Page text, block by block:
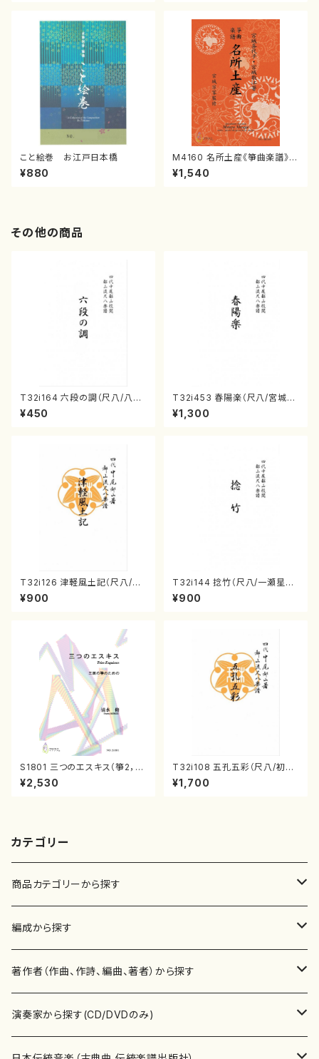
こと絵巻 お江戸日本橋
¥880
M4160 名所土産《箏曲楽譜》
（箏/宮城喜代子・宮城数江著・
宮城宗家監修/箏曲古典楽譜）
¥1,540
その他の商品
T32i164 六段の調（尺八/八橋
検校/楽譜）都山流公刊楽譜曲
番:1016
¥450
T32i453 春陽楽（尺八/宮城道
雄/楽譜）都山流公刊楽譜曲番:2
160
¥1,300
T32i126 津軽風土記（尺八/野
村峰山/尺八/都山式譜）都山流
公刊楽譜曲番:575
¥900
T32i144 捻竹（尺八/一瀬星山/
尺八/都山式譜）都山流公刊楽譜
曲番:593
¥900
S1801 三つのエスキス（箏2，1
7/清水 脩/楽譜）
¥2,530
T32i108 五孔五彩（尺八/初代
石垣征山/尺八/都山式譜）都山
流公刊楽譜曲番:557
¥1,700
カテゴリー
商品カテゴリーから探す
楽譜
書籍
書籍
テキストブック
CD・DVD
編成から探す
邦楽器
箏・琴（ソロ）
箏・琴（合奏）
合唱
混声合唱
著作者（作曲、作詩、編曲、著者）から探す
あ行
青木省三(アオキ ショウゾウ)
演奏家から探す(CD/DVDのみ)